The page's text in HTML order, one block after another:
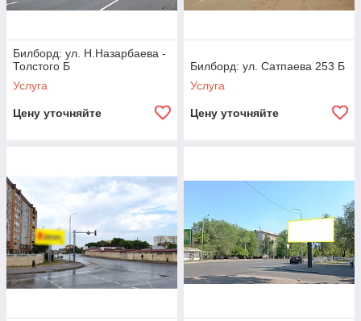
Билборд: ул. Н.Назарбаева -
Толстого Б
Услуга
Цену уточняйте
Билборд: ул. Сатпаева 253 Б
Услуга
Цену уточняйте